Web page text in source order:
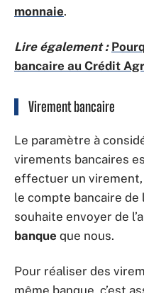
monnaie.
Lire également :
bancaire au Crédit
Virement bancaire
Le paramètre à
virements bancaires
effectuer un
le compte bancaire de
souhaite envoyer de
banque que nous.
Pour réaliser des
même banque, c’est